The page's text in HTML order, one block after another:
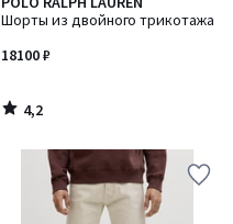
Шорты из двойного трикотажа
18100 ₽
/ 5
4,2
/